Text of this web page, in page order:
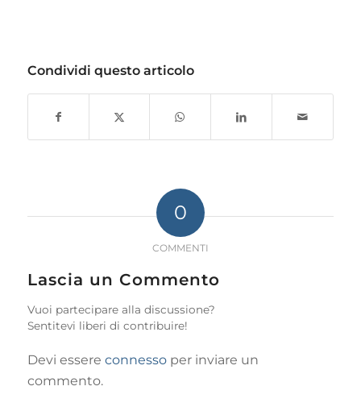
Condividi questo articolo
0
COMMENTI
Lascia un Commento
Vuoi partecipare alla discussione?
Sentitevi liberi di contribuire!
Devi essere connessoper inviare un
commento.